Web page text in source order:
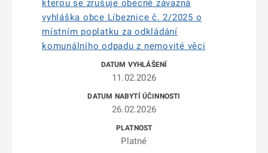
kterou se zrušuje obecně závazná
vyhláška obce Líbeznice č. 2/2025 o
místním poplatku za odkládání
komunálního odpadu z nemovité věci
11.02.2026
26.02.2026
Platné